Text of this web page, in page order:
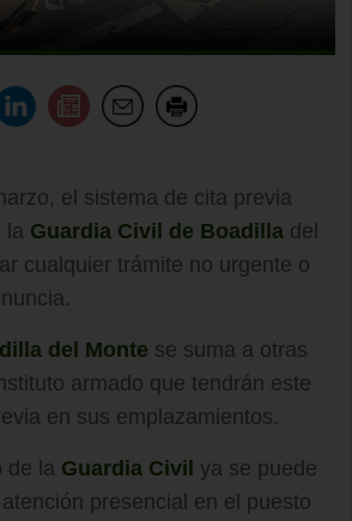
el sistema de cita previa
la Guardia Civil de Boadilla del
cualquier trámite no urgente o
del Monte se suma a otras
armado que tendrán este
en sus emplazamientos.
de la Guardia Civil ya se puede
presencial en el puesto